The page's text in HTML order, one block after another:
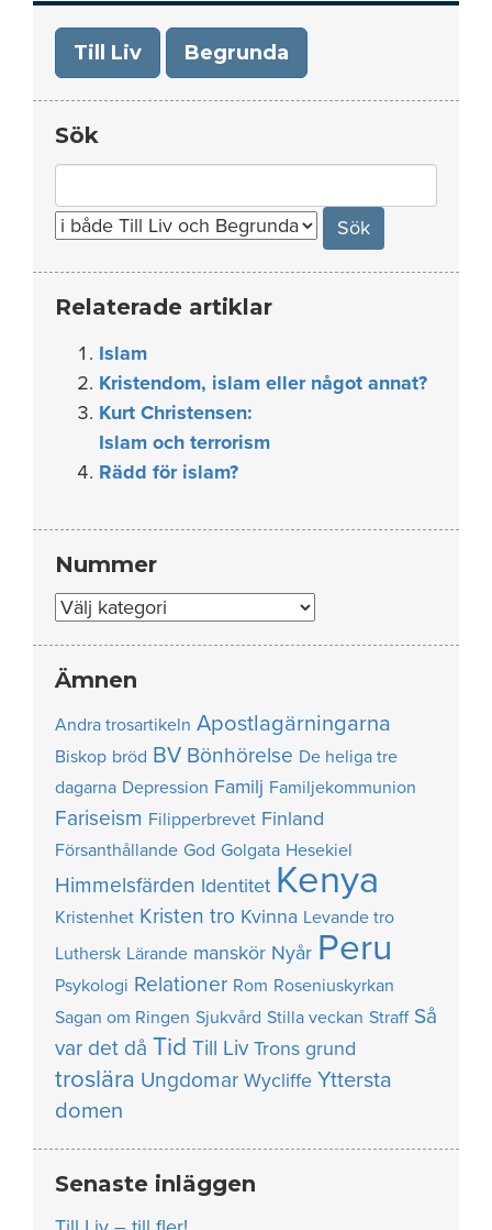
Till Liv Begrunda
Sök
for:
Relaterade artiklar
Islam
Kristendom, islam eller något annat?
Kurt Christensen:
Islam och terrorism
Rädd för islam?
Nummer
Nummer
Ämnen
Andra trosartikeln Apostlagärningarna
Biskop bröd BV Bönhörelse De heliga tre
dagarna Depression Familj Familjekommunion
Fariseism Filipperbrevet Finland
Försanthållande God Golgata Hesekiel
Himmelsfärden Identitet Kenya
Kristenhet Kristen tro Kvinna Levande tro
Luthersk Lärande manskör Nyår Peru
Psykologi Relationer Rom Roseniuskyrkan
Sagan om Ringen Sjukvård Stilla veckan Straff Så
var det då Tid Till Liv Trons grund
troslära Ungdomar Wycliffe Yttersta
domen
Senaste inläggen